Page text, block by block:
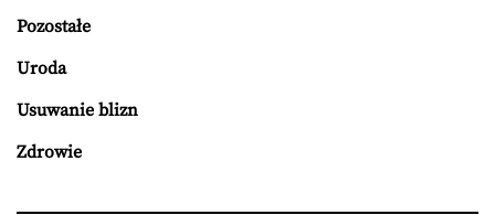
Pozostałe
Uroda
Usuwanie blizn
Zdrowie